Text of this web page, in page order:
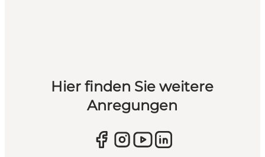
Hier finden Sie weitere
Anregungen